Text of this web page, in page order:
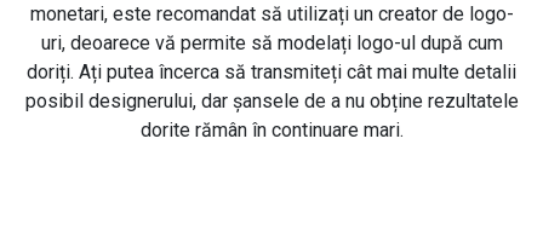
monetari, este recomandat să utilizați un creator de logo-
uri, deoarece vă permite să modelați logo-ul după cum
doriți. Ați putea încerca să transmiteți cât mai multe detalii
posibil designerului, dar șansele de a nu obține rezultatele
dorite rămân în continuare mari.